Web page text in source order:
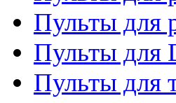
Пульты для
Пульты для
Пульты для